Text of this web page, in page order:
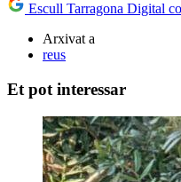
Escull Tarragona Digital
Arxivat a
reus
Et pot interessar